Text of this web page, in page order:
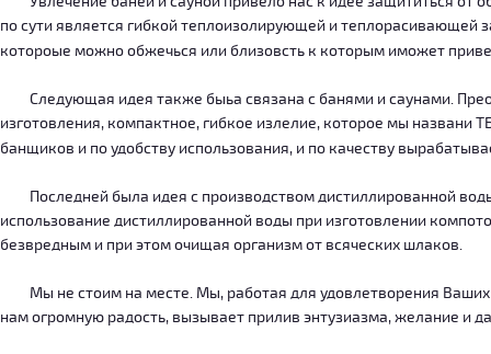
по сути является гибкой теплоизолирующей и теплорасивающей
котороые можно обжечься или близовсть к которым иможет
Следующая идея также быьа связана с банями и саунами.
изготовления, компактное, гибкое излелие, которое мы
банщиков и по удобству использования, и по качеству
Последней была идея с производством дистиллированной
использование дистиллированной воды при изготовлении
безвредным и при этом очищая организм от всяческих шлаков.
Мы не стоим на месте. Мы, работая для удовлетворения Ваших
нам огромную радость, вызывает прилив энтузиазма, желание и